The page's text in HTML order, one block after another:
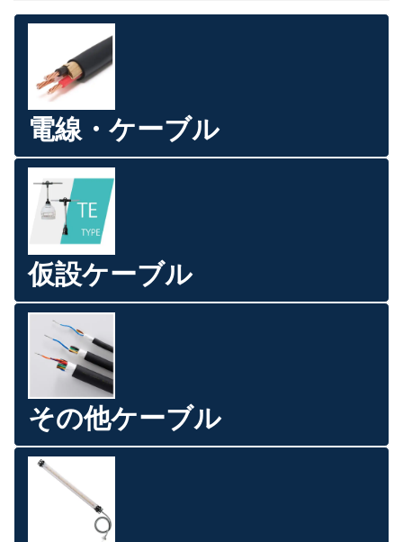
電線・ケーブル
仮設ケーブル
その他ケーブル